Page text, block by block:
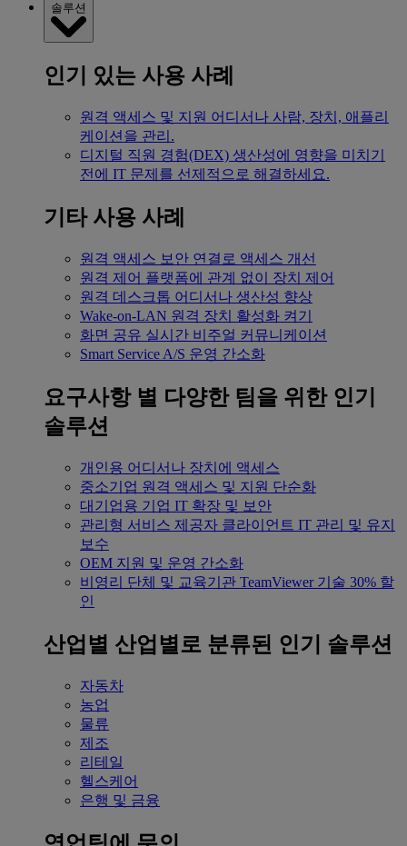
솔루션
인기 있는 사용 사례
원격 액세스 및 지원 어디서나 사람, 장치, 애플리
케이션을 관리.
디지털 직원 경험(DEX) 생산성에 영향을 미치기
전에 IT 문제를 선제적으로 해결하세요.
기타 사용 사례
원격 액세스 보안 연결로 액세스 개선
원격 제어 플랫폼에 관계 없이 장치 제어
원격 데스크톱 어디서나 생산성 향상
Wake-on-LAN 원격 장치 활성화 켜기
화면 공유 실시간 비주얼 커뮤니케이션
Smart Service A/S 운영 간소화
요구사항 별 다양한 팀을 위한 인기
솔루션
개인용 어디서나 장치에 액세스
중소기업 원격 액세스 및 지원 단순화
대기업용 기업 IT 확장 및 보안
관리형 서비스 제공자 클라이언트 IT 관리 및 유지
보수
OEM 지원 및 운영 간소화
비영리 단체 및 교육기관 TeamViewer 기술 30% 할
인
산업별 산업별로 분류된 인기 솔루션
자동차
농업
물류
제조
리테일
헬스케어
은행 및 금융